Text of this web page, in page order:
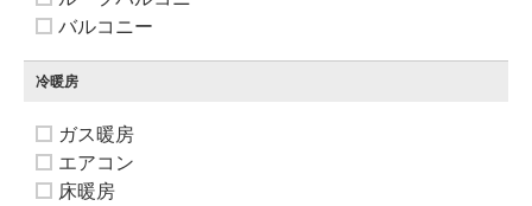
バルコニー
冷暖房
ガス暖房
エアコン
床暖房